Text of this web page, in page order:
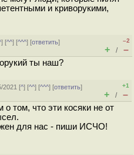
и криворукими,
] [^^] [^^^] [ответить]
–2
+ / –
ты наш?
2021 [^] [^^] [^^^] [ответить]
+1
+ / –
том, что эти косяки не от
для нас - пиши ИСЧО!